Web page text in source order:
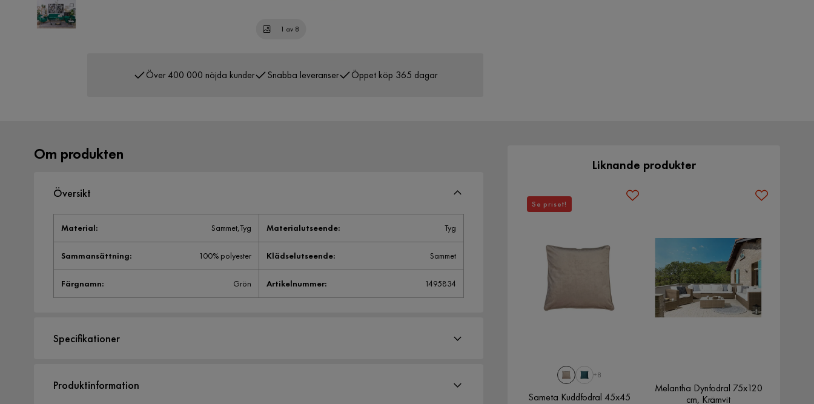
1 av 8
Över 400 000 nöjda kunder Snabba leveranser Öppet köp 365 dagar
Om produkten
Översikt
Material: Sammet,Tyg Materialutseende: Tyg
Sammansättning: 100% polyester Klädselutseende: Sammet
Färgnamn: Grön Artikelnummer: 1495834
Specifikationer
Material
Produktinformation
Liknande produkter
+8
Sameta Kuddfodral 45x45
Se priset!
Melantha Dynfodral 75x120
cm, Krämvit